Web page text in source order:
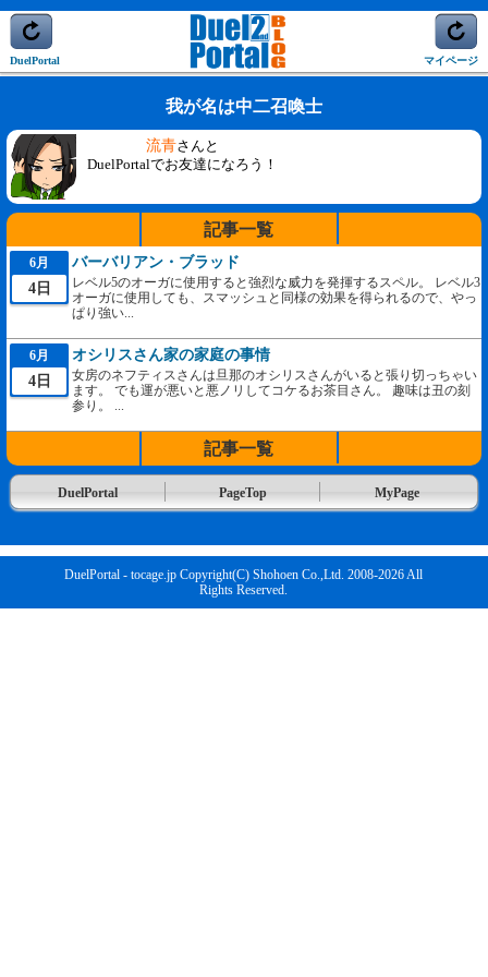
DuelPortal マイページ
我が名は中二召喚士
流青さんと
DuelPortalでお友達になろう！
記事一覧
6月
4日
バーバリアン・ブラッド
レベル5のオーガに使用すると強烈な威力を発揮するスペル。 レベル3
オーガに使用しても、スマッシュと同様の効果を得られるので、やっ
ぱり強い...
6月
4日
オシリスさん家の家庭の事情
女房のネフティスさんは旦那のオシリスさんがいると張り切っちゃい
ます。 でも運が悪いと悪ノリしてコケるお茶目さん。 趣味は丑の刻
参り。 ...
記事一覧
DuelPortal PageTop MyPage
DuelPortal - tocage.jp Copyright(C) Shohoen Co.,Ltd. 2008-2026 All
Rights Reserved.